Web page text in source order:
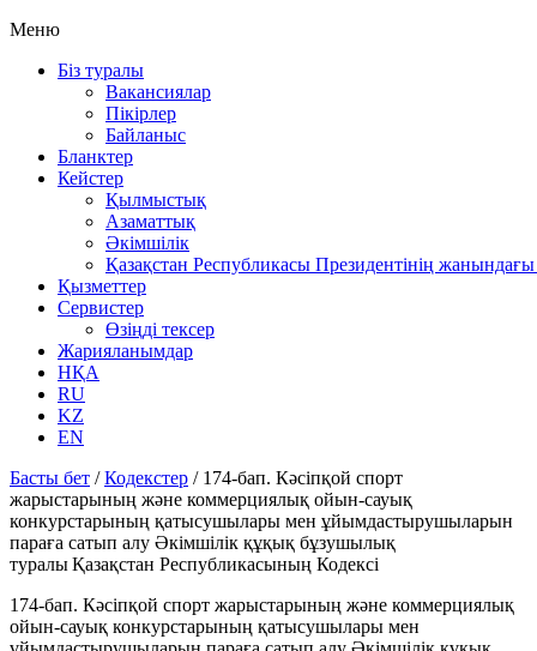
Меню
Біз туралы
Вакансиялар
Пікірлер
Байланыс
Бланктер
Кейстер
Қылмыстық
Азаматтық
Әкімшілік
Қазақстан Республикасы Президентінің
Қызметтер
Сервистер
Өзіңді тексер
Жарияланымдар
НҚА
RU
KZ
EN
Басты бет /Кодекстер / 174-бап. Кәсіпқой спорт
жарыстарының және коммерциялық ойын-сауық
конкурстарының қатысушылары мен ұйымдастырушыларын
параға сатып алу Әкімшілік құқық бұзушылық
туралы Қазақстан Республикасының Кодексі
174-бап. Кәсіпқой спорт жарыстарының және коммерциялық
ойын-сауық конкурстарының қатысушылары мен